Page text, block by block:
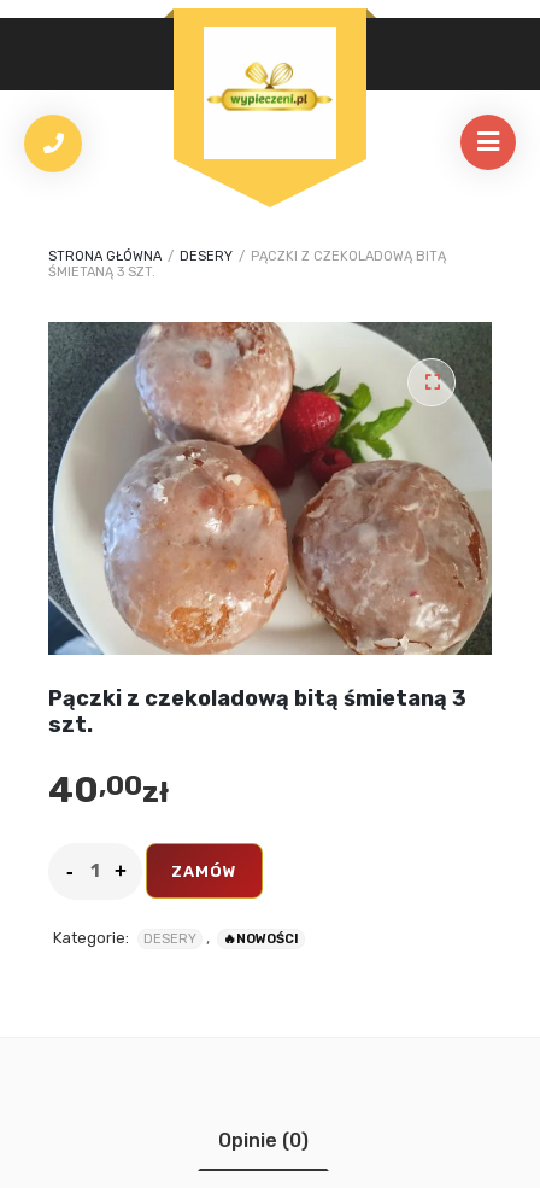
STRONA GŁÓWNA / DESERY / PĄCZKI Z CZEKOLADOWĄ BITĄ
ŚMIETANĄ 3 SZT.
Pączki z czekoladową bitą śmietaną 3
szt.
40,00zł
ZAMÓW
Kategorie: DESERY , 🔥NOWOŚCI
Opinie (0)